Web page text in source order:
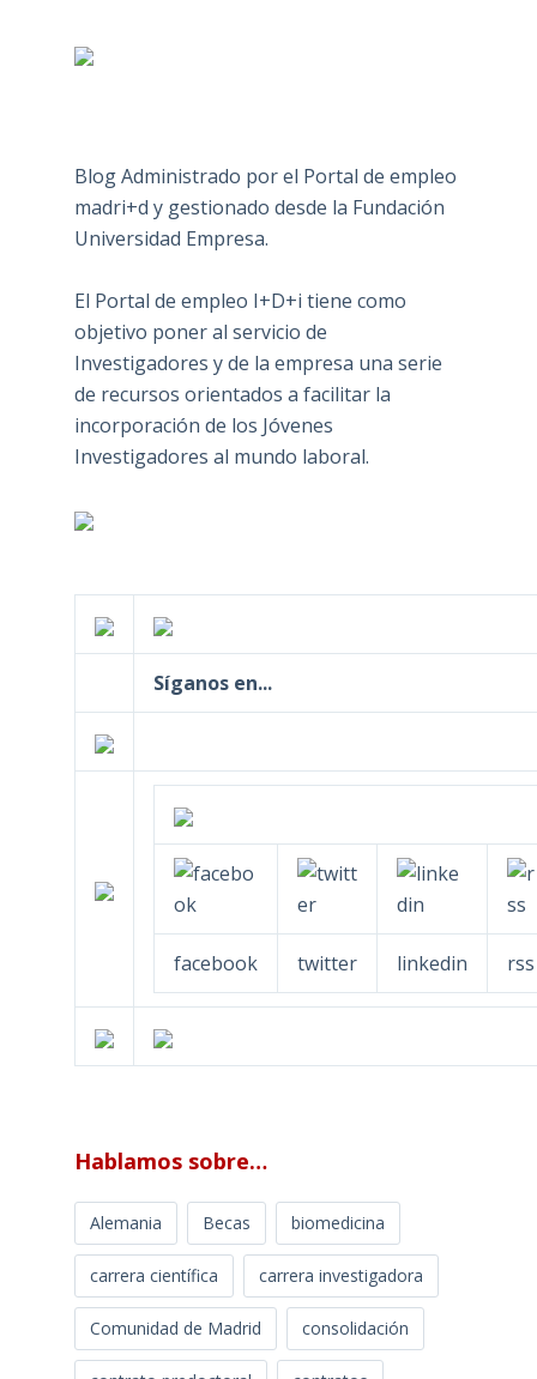
Blog Administrado por el Portal de empleo
madri+d y gestionado desde la Fundación
Universidad Empresa.
El Portal de empleo I+D+i tiene como
objetivo poner al servicio de
Investigadores y de la empresa una serie
de recursos orientados a facilitar la
incorporación de los Jóvenes
Investigadores al mundo laboral.
Síganos en...
facebook twitter linkedin rss
Hablamos sobre…
Alemania Becas biomedicina
carrera científica carrera investigadora
Comunidad de Madrid consolidación